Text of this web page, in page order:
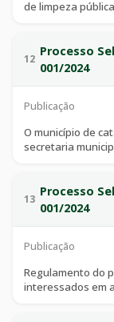
de limpeza
municipal, em
do aedes
12
Processo
001/2024
Publicação
O município de
secretaria
interessados,
interno, no
13
Processo
001/2024
Publicação
Regulamento do
interessados em